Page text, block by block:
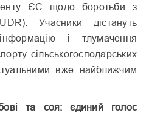
ЄС щодо боротьби з
Учасники дістануть
і тлумачення
сільськогосподарських
вже найближчим
та соя: єдиний голос